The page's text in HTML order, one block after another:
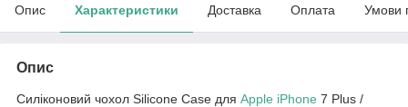
Опис Характеристики Доставка Оплата Умови
Опис
Силіконовий чохол Silicone Case для Apple iPhone 7 Plus /